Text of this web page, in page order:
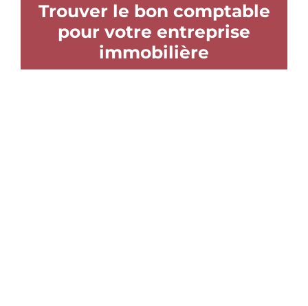
Trouver le bon comptable
pour votre entreprise
immobilière